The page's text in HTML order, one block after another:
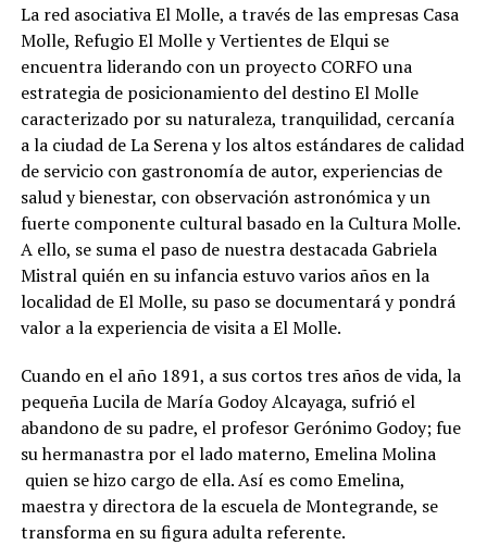
La red asociativa El Molle, a través de las empresas Casa
Molle, Refugio El Molle y Vertientes de Elqui se
encuentra liderando con un proyecto CORFO una
estrategia de posicionamiento del destino El Molle
caracterizado por su naturaleza, tranquilidad, cercanía
a la ciudad de La Serena y los altos estándares de calidad
de servicio con gastronomía de autor, experiencias de
salud y bienestar, con observación astronómica y un
fuerte componente cultural basado en la Cultura Molle.
A ello, se suma el paso de nuestra destacada Gabriela
Mistral quién en su infancia estuvo varios años en la
localidad de El Molle, su paso se documentará y pondrá
valor a la experiencia de visita a El Molle.
Cuando en el año 1891, a sus cortos tres años de vida, la
pequeña Lucila de María Godoy Alcayaga, sufrió el
abandono de su padre, el profesor Gerónimo Godoy; fue
su hermanastra por el lado materno, Emelina Molina
quien se hizo cargo de ella. Así es como Emelina,
maestra y directora de la escuela de Montegrande, se
transforma en su figura adulta referente.